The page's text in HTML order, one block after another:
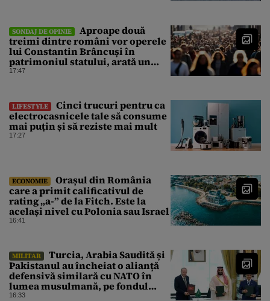
SONDAJ DE OPINIE
Aproape două
treimi dintre români vor operele
lui Constantin Brâncuși în
patrimoniul statului, arată un
sondaj
17:47
LIFESTYLE
Cinci trucuri pentru ca
electrocasnicele tale să consume
mai puțin și să reziste mai mult
17:27
ECONOMIE
Orașul din România
care a primit calificativul de
rating „a-” de la Fitch. Este la
același nivel cu Polonia sau Israel
16:41
MILITAR
Turcia, Arabia Saudită și
Pakistanul au încheiat o alianță
defensivă similară cu NATO în
lumea musulmană, pe fondul
conflictelor din Orientul Mijlociu
16:33